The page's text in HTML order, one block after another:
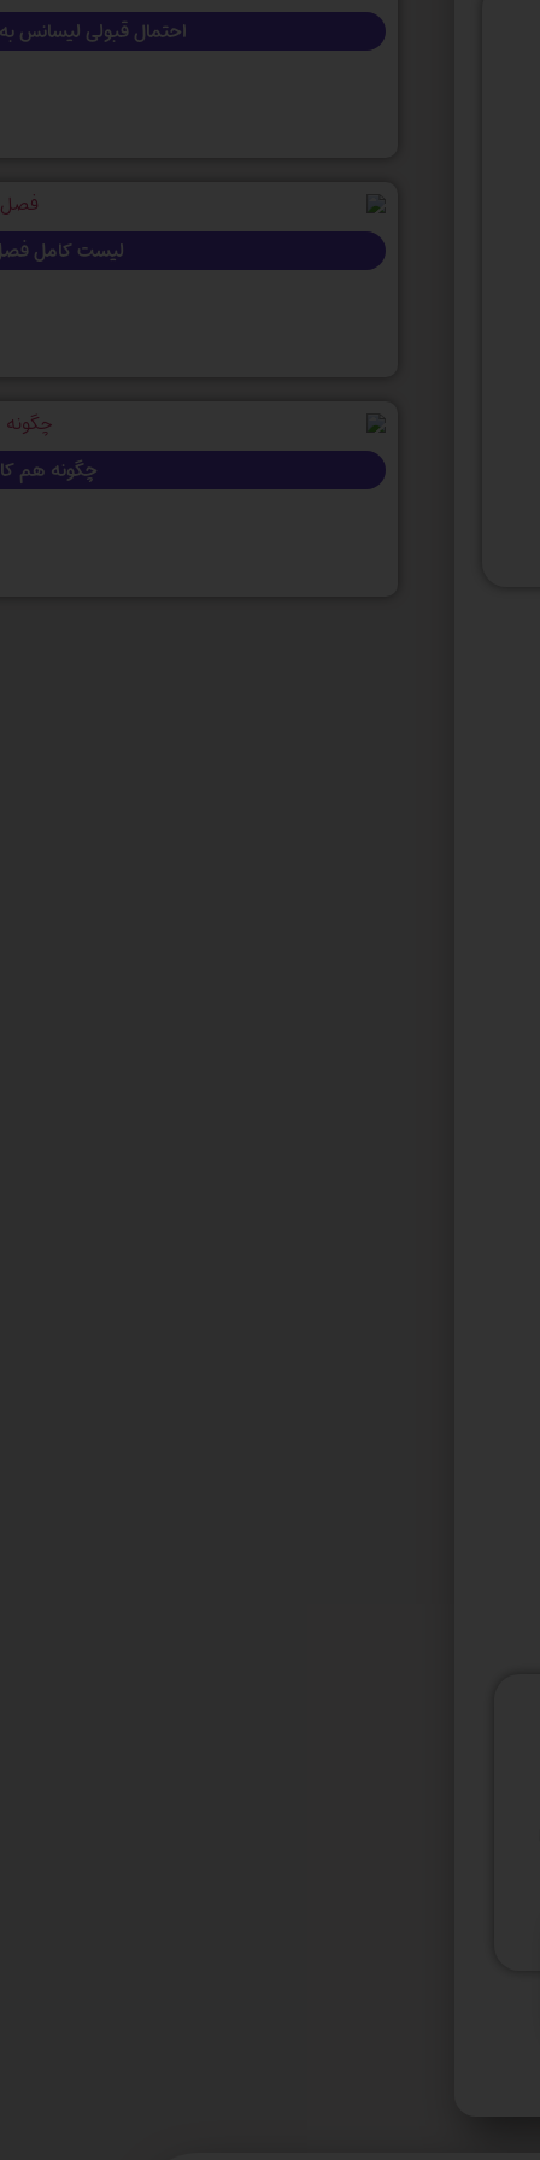
احتمال قبولی لیسانس به
لیست کامل فصل
چگونه هم کار